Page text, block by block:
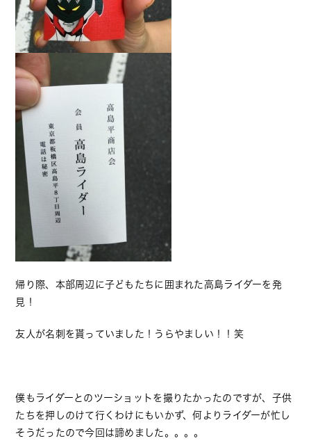
帰り際、本部周辺に子どもたちに囲まれた高島ライダーを発
見！
友人が名刺を貰っていました！うらやましい！！笑
僕もライダーとのツーショットを撮りたかったのですが、子供
たちを押しのけて行くわけにもいかず、何よりライダーが忙し
そうだったので今回は諦めました。。。。